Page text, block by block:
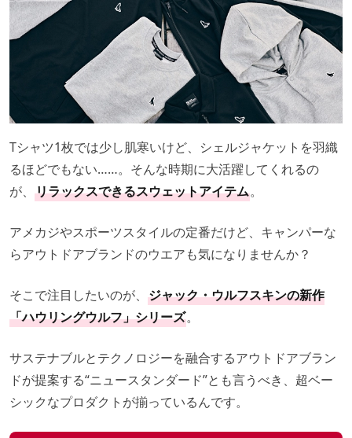
Tシャツ1枚では少し肌寒いけど、シェルジャケットを羽織
るほどでもない……。そんな時期に大活躍してくれるの
が、 リラックスできるスウェットアイテム。
アメカジやスポーツスタイルの定番だけど、キャンパーな
らアウトドアブランドのウエアも気になりませんか？
そこで注目したいのが、 ジャック・ウルフスキンの新作
「ハウリングウルフ」シリーズ。
サステナブルとテクノロジーを融合するアウトドアブラン
ドが提案する“ニュースタンダード”とも言うべき、超ベー
シックなプロダクトが揃っているんです。